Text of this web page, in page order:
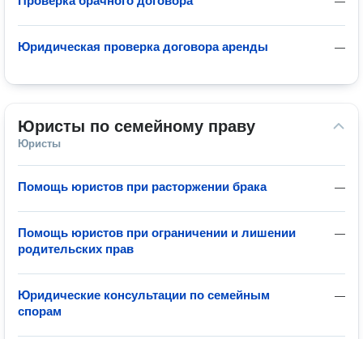
—
Юридическая проверка договора аренды
Юристы по семейному праву
Юристы
—
Помощь юристов при расторжении брака
—
Помощь юристов при ограничении и лишении
родительских прав
—
Юридические консультации по семейным
спорам